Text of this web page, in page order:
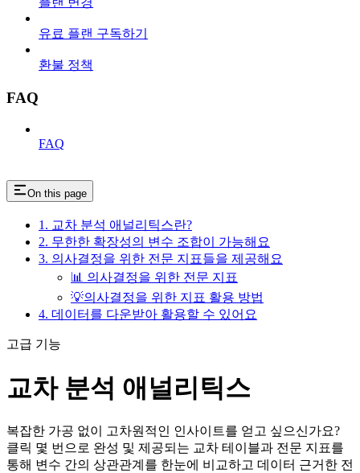
유료 플랜 구독하기
환불 정책
FAQ
FAQ
On this page
1. 교차 분석 애널리틱스란?
2. 무한한 확장성의 변수 조합이 가능해요
3. 의사결정을 위한 전문 지표들을 제공해요
📊 의사결정을 위한 전문 지표
💡의사결정을 위한 지표 활용 방법
4. 데이터를 다운받아 활용할 수 있어요
고급 기능
교차 분석 애널리틱스
복잡한 가공 없이 고차원적인 인사이트를 얻고 싶으신가요?
클릭 몇 번으로 완성 및 제공되는 교차 테이블과 전문 지표를
통해 변수 간의 상관관계를 한눈에 비교하고 데이터 근거한 전